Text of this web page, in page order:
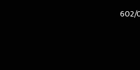
602/